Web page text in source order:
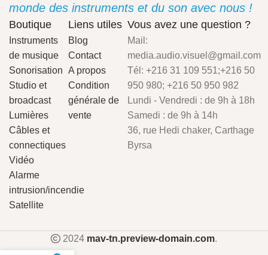
monde des instruments et du son avec nous !
Boutique
Instruments
de musique
Sonorisation
Studio et
broadcast
Lumières
Câbles et
connectiques
Vidéo
Alarme
intrusion/incendie
Satellite
Liens utiles
Blog
Contact
A propos
Condition
générale de
vente
Vous avez une question ?
Mail:
media.audio.visuel@gmail.com
Tél: +216 31 109 551;+216 50
950 980; +216 50 950 982
Lundi - Vendredi : de 9h à 18h
Samedi : de 9h à 14h
36, rue Hedi chaker, Carthage
Byrsa
2024 mav-tn.preview-domain.com.